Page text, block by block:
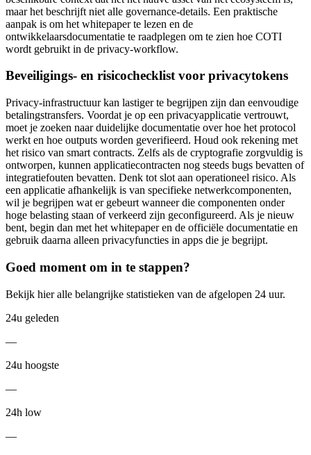
maar het beschrijft niet alle governance-details. Een praktische
aanpak is om het whitepaper te lezen en de
ontwikkelaarsdocumentatie te raadplegen om te zien hoe COTI
wordt gebruikt in de privacy-workflow.
Beveiligings- en risicochecklist voor privacytokens
Privacy-infrastructuur kan lastiger te begrijpen zijn dan eenvoudige
betalingstransfers. Voordat je op een privacyapplicatie vertrouwt,
moet je zoeken naar duidelijke documentatie over hoe het protocol
werkt en hoe outputs worden geverifieerd. Houd ook rekening met
het risico van smart contracts. Zelfs als de cryptografie zorgvuldig is
ontworpen, kunnen applicatiecontracten nog steeds bugs bevatten of
integratiefouten bevatten. Denk tot slot aan operationeel risico. Als
een applicatie afhankelijk is van specifieke netwerkcomponenten,
wil je begrijpen wat er gebeurt wanneer die componenten onder
hoge belasting staan of verkeerd zijn geconfigureerd. Als je nieuw
bent, begin dan met het whitepaper en de officiële documentatie en
gebruik daarna alleen privacyfuncties in apps die je begrijpt.
Goed moment om in te stappen?
Bekijk hier alle belangrijke statistieken van de afgelopen 24 uur.
24u geleden
—
24u hoogste
—
24h low
—